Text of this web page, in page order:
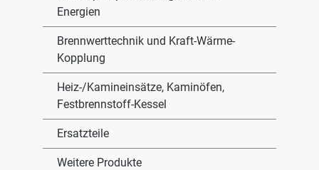
Energien
Brennwerttechnik und Kraft-Wärme-
Kopplung
Heiz-/Kamineinsätze, Kaminöfen,
Festbrennstoff-Kessel
Ersatzteile
Weitere Produkte